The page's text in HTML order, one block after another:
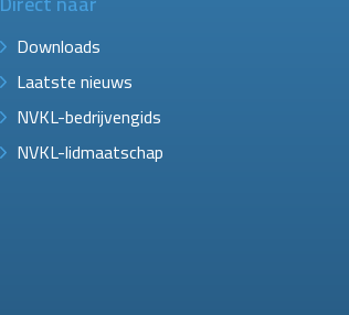
Downloads
Laatste nieuws
NVKL-bedrijvengids
NVKL-lidmaatschap